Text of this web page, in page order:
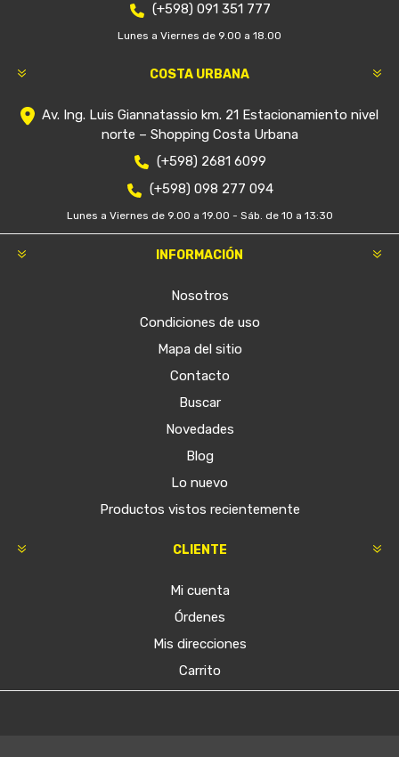
(+598) 091 351 777
Lunes a Viernes de 9.00 a 18.00
COSTA URBANA
Av. Ing. Luis Giannatassio km. 21 Estacionamiento nivel
norte – Shopping Costa Urbana
(+598) 2681 6099
(+598) 098 277 094
Lunes a Viernes de 9.00 a 19.00 - Sáb. de 10 a 13:30
INFORMACIÓN
Nosotros
Condiciones de uso
Mapa del sitio
Contacto
Buscar
Novedades
Blog
Lo nuevo
Productos vistos recientemente
CLIENTE
Mi cuenta
Órdenes
Mis direcciones
Carrito